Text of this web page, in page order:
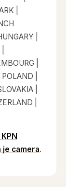
|
|
|
|
|
|
je camera.